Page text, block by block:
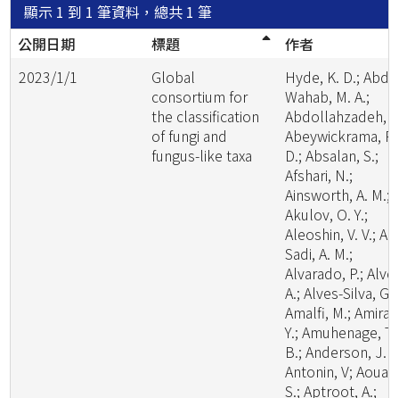
顯示 1 到 1 筆資料，總共 1 筆
公開日期
標題
作者
2023/1/1
Global
consortium for
the classification
of fungi and
fungus-like taxa
Hyde, K. D.;
Wahab, M. A.;
Abdollahzadeh,
Abeywickrama, P.
D.; Absalan, S.;
Afshari, N.;
Ainsworth, A. M.;
Akulov, O. Y.;
Aleoshin, V. V.; Al-
Sadi, A. M.;
Alvarado, P.;
A.; Alves-Silva, G.;
Amalfi, M.; Amira,
Y.; Amuhenage, T.
B.; Anderson, J.
Antonin, V; Aouali,
S.; Aptroot, A.;